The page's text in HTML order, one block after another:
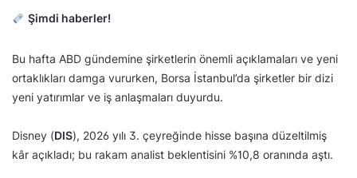
Şimdi haberler!
Bu hafta ABD gündemine şirketlerin önemli açıklamaları ve yeni
ortaklıkları damga vururken, Borsa İstanbul’da şirketler bir dizi
yeni yatırımlar ve iş anlaşmaları duyurdu.
Disney (DIS), 2026 yılı 3. çeyreğinde hisse başına düzeltilmiş
kâr açıkladı; bu rakam analist beklentisini %10,8 oranında aştı.